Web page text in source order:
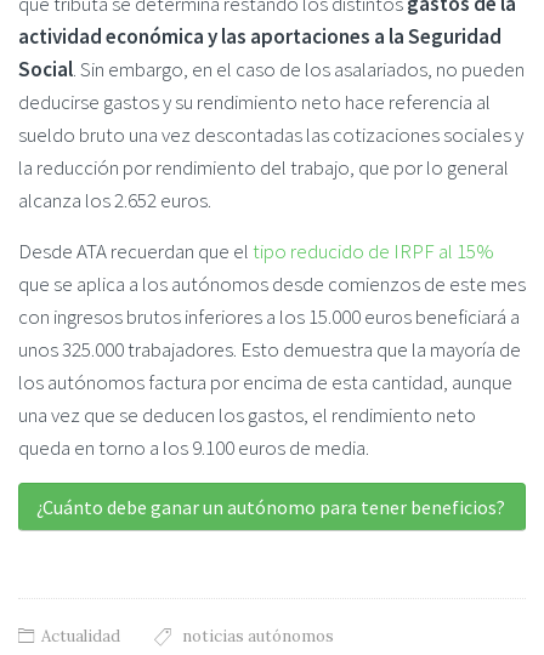
actividad económica y las aportaciones a la Seguridad
Social. Sin embargo, en el caso de los asalariados, no pueden
deducirse gastos y su rendimiento neto hace referencia al
sueldo bruto una vez descontadas las cotizaciones sociales y
la reducción por rendimiento del trabajo, que por lo general
alcanza los 2.652 euros.
Desde ATA recuerdan que eltipo reducido de IRPF al 15%
que se aplica a los autónomos desde comienzos de este mes
con ingresos brutos inferiores a los 15.000 euros beneficiará a
unos 325.000 trabajadores. Esto demuestra que la mayoría de
los autónomos factura por encima de esta cantidad, aunque
una vez que se deducen los gastos, el rendimiento neto
queda en torno a los 9.100 euros de media.
¿Cuánto debe ganar un autónomo para tener beneficios?
Actualidad noticias autónomos